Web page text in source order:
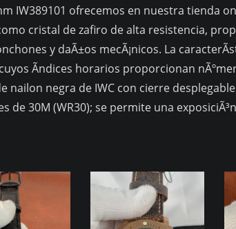
IW389101 ofrecemos en nuestra tienda
cristal de zafiro de alta resistencia,
y daÃ±os mecÃ¡nicos. La
Ã­ndices horarios proporcionan
nailon negra de IWC con cierre
de 30M (WR30); se permite una